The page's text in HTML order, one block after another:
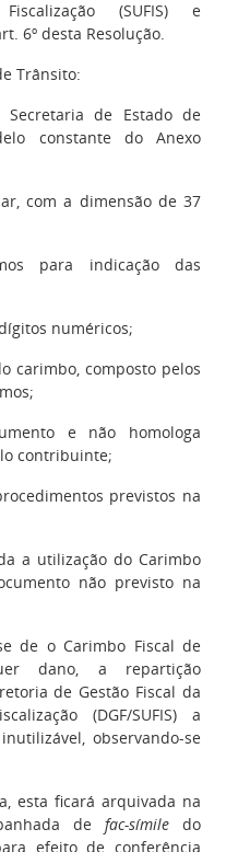
(SUFIS) e
6º desta Resolução.
Trânsito:
de Estado de
constante do Anexo
com a dimensão de 37
para indicação das
numéricos;
carimbo, composto pelos
e não homologa
contribuinte;
previstos na
a utilização do Carimbo
não previsto na
de o Carimbo Fiscal de
dano, a repartição
de Gestão Fiscal da
(DGF/SUFIS) a
observando-se
ficará arquivada na
de fac-símile do
efeito de conferência